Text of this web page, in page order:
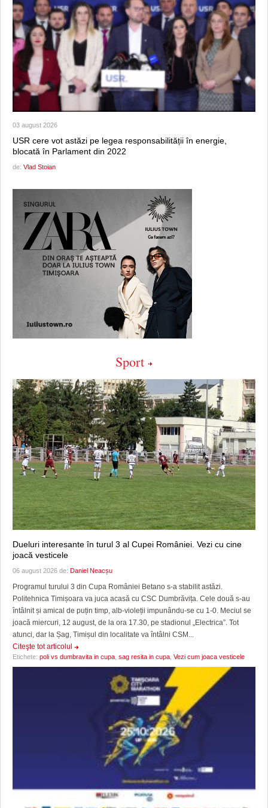
03 august 2026
USR cere vot astăzi pe legea responsabilității în energie,
blocată în Parlament din 2022
de: Vlad Stoian
Sport
Dueluri interesante în turul 3 al Cupei României. Vezi cu cine
joacă vesticele
06 august 2026 de: Daniel Neacșu
Programul turului 3 din Cupa României Betano s-a stabilit astăzi.
Politehnica Timișoara va juca acasă cu CSC Dumbrăvița. Cele două s-au
întâlnit și amical de puțin timp, alb-violeții impunându-se cu 1-0. Meciul se
joacă miercuri, 12 august, de la ora 17.30, pe stadionul „Electrica”. Tot
atunci, dar la Șag, Timișul din localitate va întâlni CSM...
Citeşte tot articolul
Etichete: poli vs dumbravita in cupa sag resita in cupa Vezi cum joaca vesticele